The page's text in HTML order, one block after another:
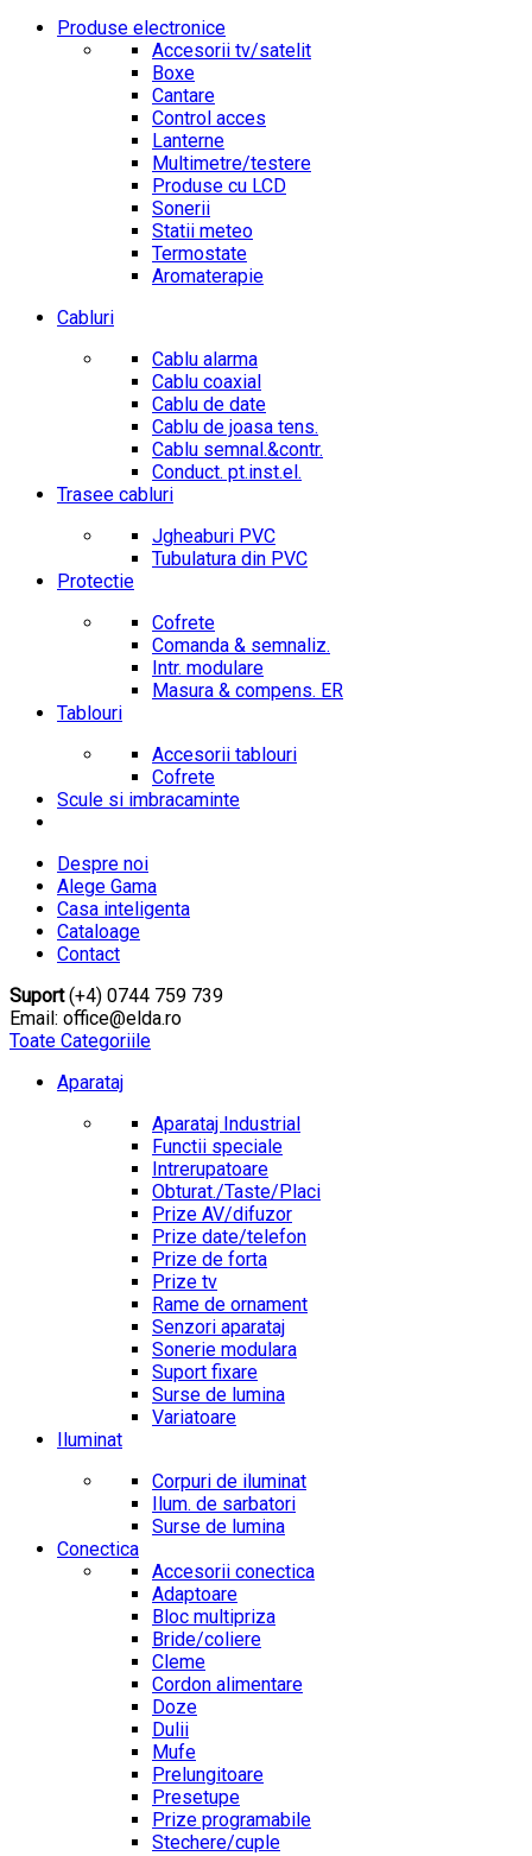
Produse electronice
Accesorii tv/satelit
Boxe
Cantare
Control acces
Lanterne
Multimetre/testere
Produse cu LCD
Sonerii
Statii meteo
Termostate
Aromaterapie
Cabluri
Cablu alarma
Cablu coaxial
Cablu de date
Cablu de joasa tens.
Cablu semnal.&contr.
Conduct. pt.inst.el.
Trasee cabluri
Jgheaburi PVC
Tubulatura din PVC
Protectie
Cofrete
Comanda & semnaliz.
Intr. modulare
Masura & compens. ER
Tablouri
Accesorii tablouri
Cofrete
Scule si imbracaminte
Despre noi
Alege Gama
Casa inteligenta
Cataloage
Contact
Suport(+4) 0744 759 739
Email: office@elda.ro
Toate Categoriile
Aparataj
Aparataj Industrial
Functii speciale
Intrerupatoare
Obturat./Taste/Placi
Prize AV/difuzor
Prize date/telefon
Prize de forta
Prize tv
Rame de ornament
Senzori aparataj
Sonerie modulara
Suport fixare
Surse de lumina
Variatoare
Iluminat
Corpuri de iluminat
Ilum. de sarbatori
Surse de lumina
Conectica
Accesorii conectica
Adaptoare
Bloc multipriza
Bride/coliere
Cleme
Cordon alimentare
Doze
Dulii
Mufe
Prelungitoare
Presetupe
Prize programabile
Stechere/cuple